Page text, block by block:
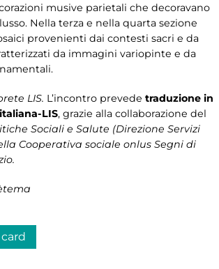
musive parietali che decoravano
Nella terza e nella quarta sezione
provenienti dai contesti sacri e da
da immagini variopinte e da
LIS. L’incontro prevede traduzione in
LIS, grazie alla collaborazione del
Sociali e Salute (Direzione Servizi
Cooperativa sociale onlus Segni di